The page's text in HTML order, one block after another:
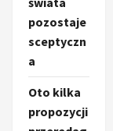
pozostaje
sceptyczn
a
Oto kilka
propozycji